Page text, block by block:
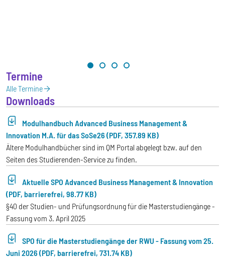
Termine
Alle Termine
Downloads
Modulhandbuch Advanced Business Management &
Innovation M.A. für das SoSe26 (PDF, 357.89 KB)
Ältere Modulhandbücher sind im QM Portal abgelegt bzw. auf den
Seiten des Studierenden-Service zu finden.
Aktuelle SPO Advanced Business Management & Innovation
(PDF, barrierefrei, 98.77 KB)
§40 der Studien- und Prüfungsordnung für die Masterstudiengänge -
Fassung vom 3. April 2025
SPO für die Masterstudiengänge der RWU - Fassung vom 25.
Juni 2026 (PDF, barrierefrei, 731.74 KB)